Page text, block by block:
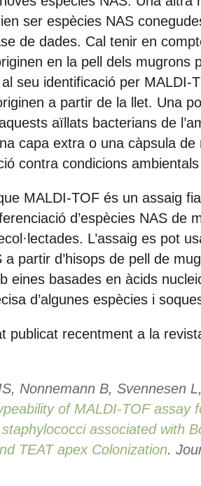
ser espècies NAS
de dades. Cal tenir en
en la pell dels mugrons
seu identificació per MALDI-
a partir de la llet. Una
aïllats bacterians de
capa extra o una càpsula
contra condicions
MALDI-TOF és un assaig
d’espècies NAS de
L’assaig es pot
a partir d’hisops de pell de
eines basades en àcids
d’algunes espècies i
publicat recentment a la
Nonnemann B, Svennesen
of MALDI-TOF assay
associated with
TEAT apex Colonization.